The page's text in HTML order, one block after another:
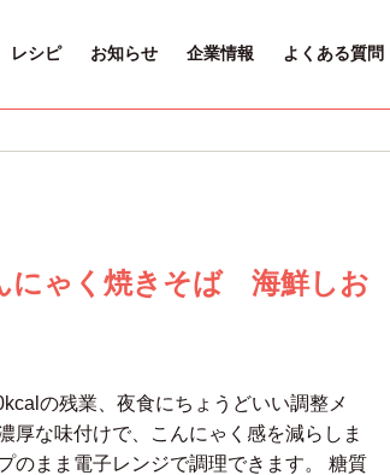
レシピ お知らせ 企業情報 よくある質問
にゃく焼きそば 海鮮しお
の残業、夜食にちょうどいい調整メ
厚な味付けで、こんにゃく感を減らしま
のまま電子レンジで調理できます。 糖質